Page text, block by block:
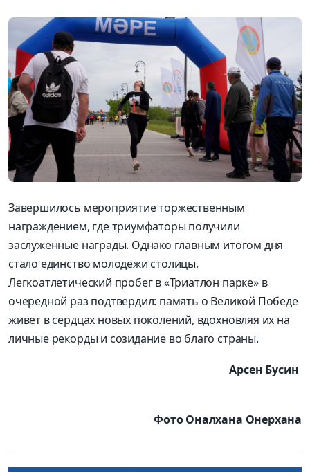
Завершилось мероприятие торжественным
награждением, где триумфаторы получили
заслуженные награды. Однако главным итогом дня
стало единство молодежи столицы.
Легкоатлетический пробег в «Триатлон парке» в
очередной раз подтвердил: память о Великой Победе
живет в сердцах новых поколений, вдохновляя их на
личные рекорды и созидание во благо страны.
Арсен Бусин
Фото Оналхана Онерхана